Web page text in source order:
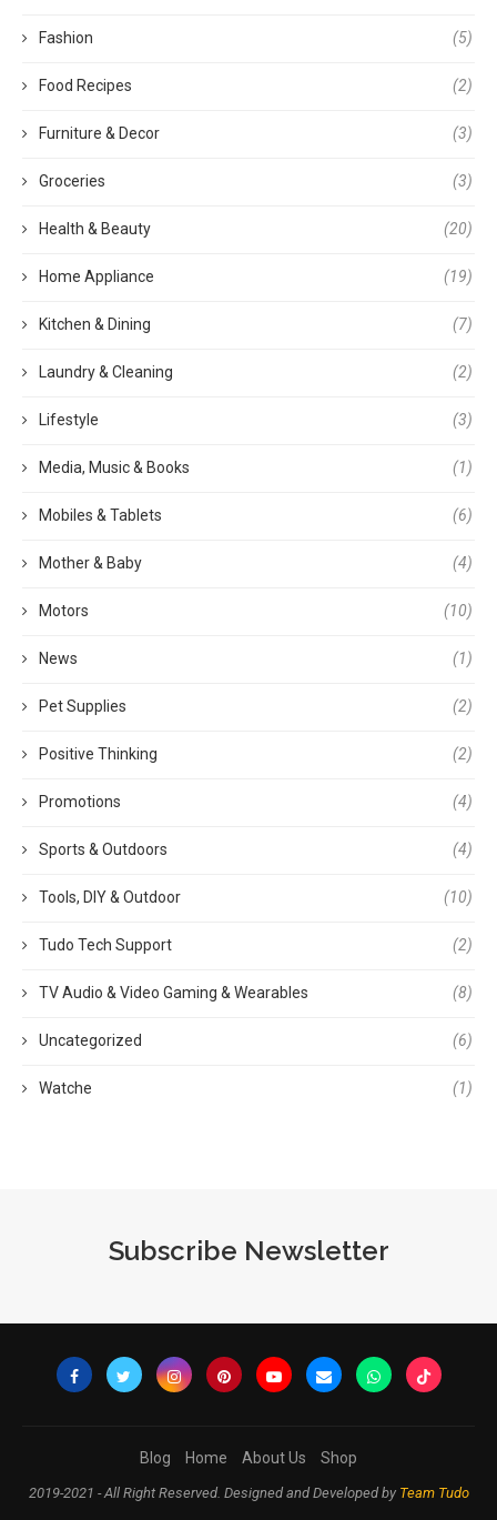
Fashion (5)
Food Recipes (2)
Furniture & Decor (3)
Groceries (3)
Health & Beauty (20)
Home Appliance (19)
Kitchen & Dining (7)
Laundry & Cleaning (2)
Lifestyle (3)
Media, Music & Books (1)
Mobiles & Tablets (6)
Mother & Baby (4)
Motors (10)
News (1)
Pet Supplies (2)
Positive Thinking (2)
Promotions (4)
Sports & Outdoors (4)
Tools, DIY & Outdoor (10)
Tudo Tech Support (2)
TV Audio & Video Gaming & Wearables (8)
Uncategorized (6)
Watche (1)
Subscribe Newsletter
Blog Home About Us Shop
2019-2021 - All Right Reserved. Designed and Developed by Team Tudo